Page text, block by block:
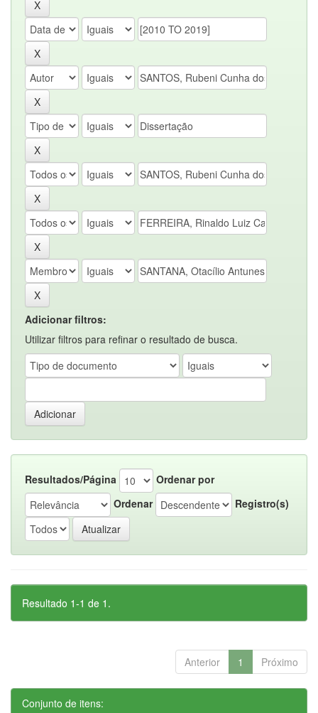
Adicionar filtros:
Utilizar filtros para refinar o resultado de busca.
Resultados/Página
Ordenar por
Ordenar
Registro(s)
Resultado 1-1 de 1.
Anterior 1 Próximo
Conjunto de itens: